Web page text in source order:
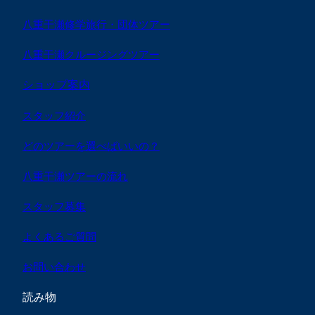
八重干瀬修学旅行・団体ツアー
八重干瀬クルージングツアー
ショップ案内
スタッフ紹介
どのツアーを選べばいいの？
八重干瀬ツアーの流れ
スタッフ募集
よくあるご質問
お問い合わせ
読み物